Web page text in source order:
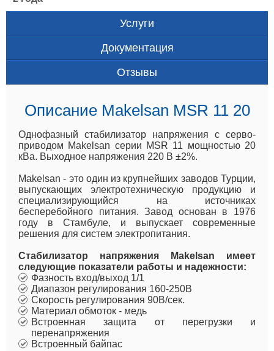
Услуги
Документация
Отзывы
Описание Makelsan MSR 11 20
Однофазный стабилизатор напряжения с серво-
приводом Makelsan серии MSR 11 мощностью 20
кВа. Выходное напряжения 220 В ±2%.
Makelsan - это один из крупнейших заводов Турции,
выпускающих электротехническую продукцию и
специализирующийся на источниках
бесперебойного питания. Завод основан в 1976
году в Стамбуле, и выпускает современные
решения для систем электропитания.
Стабилизатор напряжения Makelsan имеет
следующие показатели работы и надежности:
Фазность вход/выход 1/1
Диапазон регулирования 160-250В
Скорость регулирования 90В/сек.
Материал обмоток - медь
Встроенная защита от перегрузки и
перенапряжения
Встроенный байпас